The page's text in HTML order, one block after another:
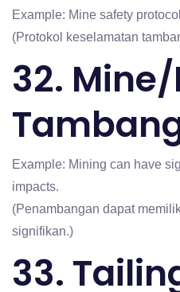
Example: Mine safety
(Protokol keselamatan
32.
Example: Mining can have
impacts.
(Penambangan dapat
signifikan.)
33.